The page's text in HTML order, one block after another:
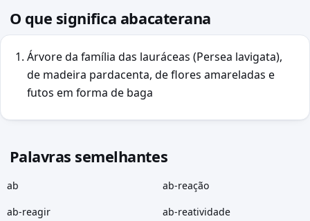
O que significa abacaterana
Árvore da família das lauráceas (Persea lavigata),
de madeira pardacenta, de flores amareladas e
futos em forma de baga
Palavras semelhantes
ab ab-reação
ab-reagir ab-reatividade